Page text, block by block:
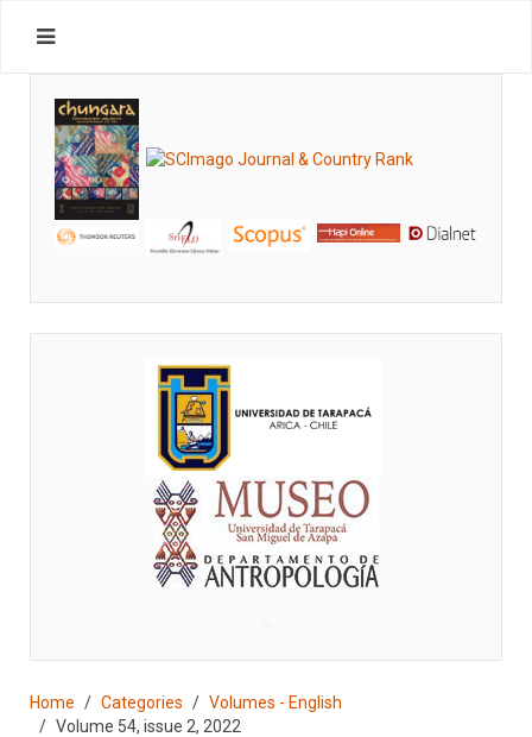
Home Categories
Volumes - English
Volume 54, issue 2, 2022